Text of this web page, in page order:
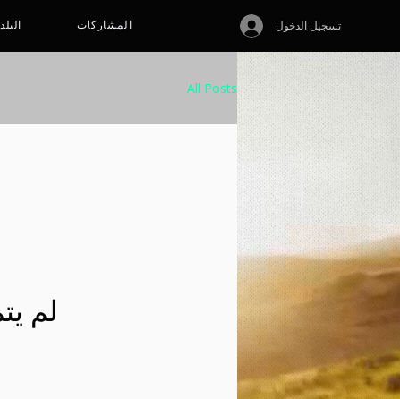
المشاركات تسجيل الدخول
All Posts
لم